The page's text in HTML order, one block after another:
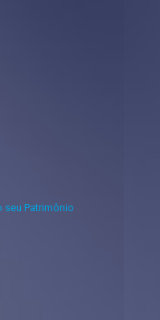
seu Patrimônio